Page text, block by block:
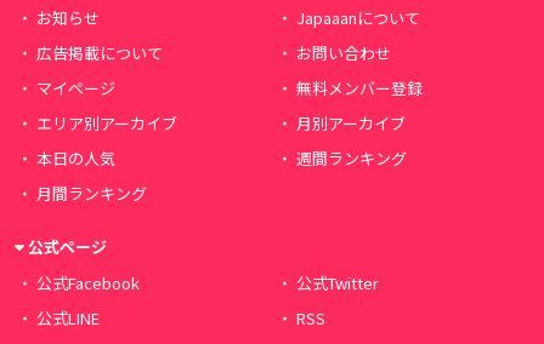
お知らせ
Japaaanについて
広告掲載について
お問い合わせ
マイページ
無料メンバー登録
エリア別アーカイブ
月別アーカイブ
本日の人気
週間ランキング
月間ランキング
公式ページ
公式Facebook
公式Twitter
公式LINE
RSS